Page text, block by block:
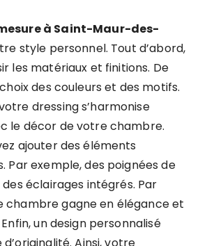
à Saint-Maur-des-
style personnel. Tout d’abord,
les matériaux et finitions. De
des couleurs et des motifs.
dressing s’harmonise
le décor de votre chambre.
ajouter des éléments
Par exemple, des poignées de
éclairages intégrés. Par
chambre gagne en élégance et
un design personnalisé